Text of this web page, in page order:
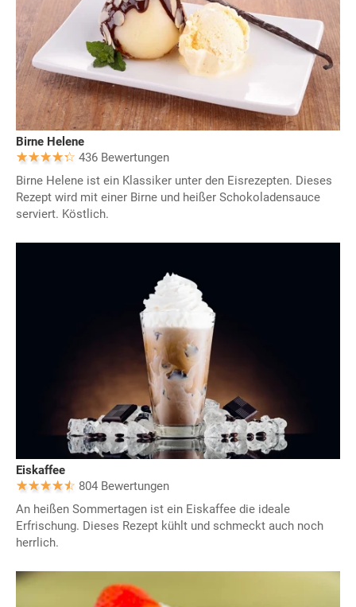
Birne Helene
436 Bewertungen
Birne Helene ist ein Klassiker unter den Eisrezepten. Dieses
Rezept wird mit einer Birne und heißer Schokoladensauce
serviert. Köstlich.
Eiskaffee
804 Bewertungen
An heißen Sommertagen ist ein Eiskaffee die ideale
Erfrischung. Dieses Rezept kühlt und schmeckt auch noch
herrlich.